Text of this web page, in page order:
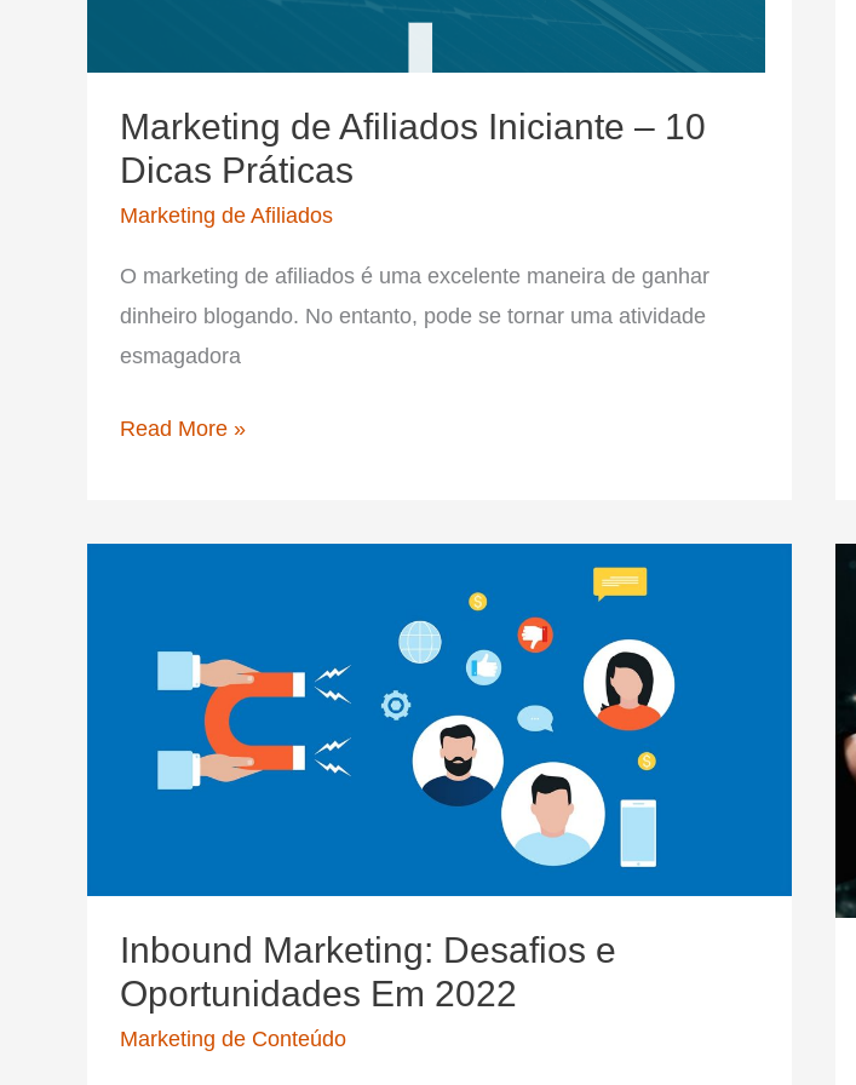
Marketing de Afiliados Iniciante – 10
Dicas Práticas
Marketing de Afiliados
O marketing de afiliados é uma excelente maneira de ganhar
dinheiro blogando. No entanto, pode se tornar uma atividade
esmagadora
Marketing
Iniciante
Read More »
Inbound Marketing: Desafios e
Oportunidades Em 2022
Marketing de Conteúdo